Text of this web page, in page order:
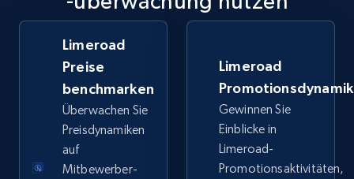
TikTok Shop
URL, Title, Available, Description, Currency, Initial
price, Final price, Discount percent, and more.
5.4K+ 668+ Jetzt anfangen
TikTok Shop - category
Limeroad
Preise
benchmarken
Überwachen Sie
Preisdynamiken
auf
Mitbewerber-
Limeroad
Gewinnen Sie
Einblicke in
Limeroad-
Promotionsaktivitäten,